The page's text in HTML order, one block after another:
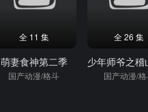
全 11 集
萌妻食神第二季
国产动漫/格斗
全 26 集
国产动漫/